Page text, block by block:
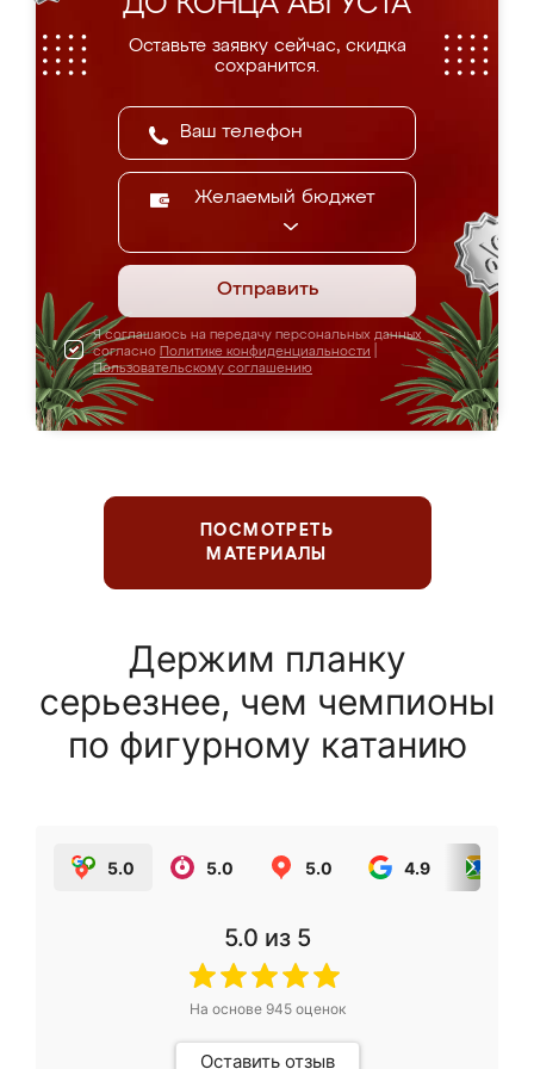
Оставьте заявку сейчас, скидка
сохранится.
Желаемый бюджет
Отправить
Я соглашаюсь на передачу персональных данных
согласно Политике конфиденциальности
Пользовательскому соглашению
ПОСМОТРЕТЬ
МАТЕРИАЛЫ
Держим планку
серьезнее, чем чемпионы
по фигурному катанию
5.0 5.0 5.0 4.9
5.0 из 5
На основе 945оценок
Оставить отзыв